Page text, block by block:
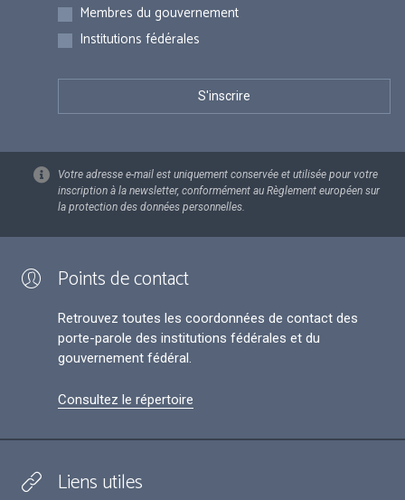
Membres du gouvernement
Institutions fédérales
Votre adresse e-mail est uniquement conservée et utilisée pour votre
inscription à la newsletter, conformément au Règlement européen sur
la protection des données personnelles.
Points de contact
Retrouvez toutes les coordonnées de contact des
porte-parole des institutions fédérales et du
gouvernement fédéral.
Consultez le répertoire
Liens utiles